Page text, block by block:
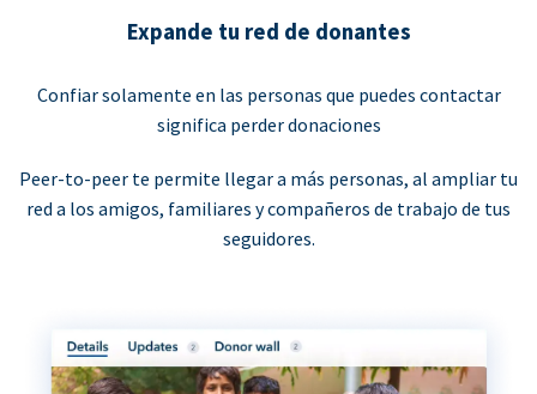
Expande tu red de donantes
Confiar solamente en las personas que puedes contactar
significa perder donaciones
Peer-to-peer te permite llegar a más personas, al ampliar tu
red a los amigos, familiares y compañeros de trabajo de tus
seguidores.